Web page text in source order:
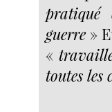
pratiqué
guerre »
«
toutes les